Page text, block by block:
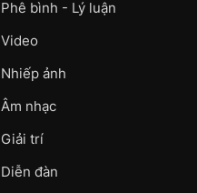
Phê bình - Lý luận
Video
Nhiếp ảnh
Âm nhạc
Giải trí
Diễn đàn